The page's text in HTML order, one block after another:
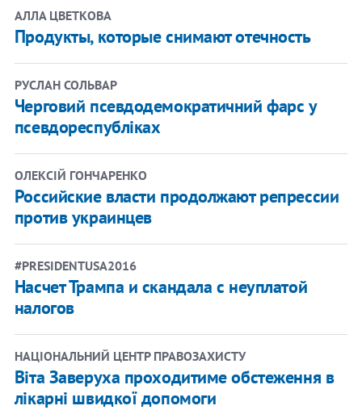
АЛЛА ЦВЕТКОВА
Продукты, которые снимают отечность
РУСЛАН СОЛЬВАР
Черговий псевдодемократичний фарс у
псевдореспубліках
ОЛЕКСІЙ ГОНЧАРЕНКО
Российские власти продолжают репрессии
против украинцев
#PRESIDENTUSA2016
Насчет Трампа и скандала с неуплатой
налогов
НАЦІОНАЛЬНИЙ ЦЕНТР ПРАВОЗАХИСТУ
Віта Заверуха проходитиме обстеження в
лікарні швидкої допомоги